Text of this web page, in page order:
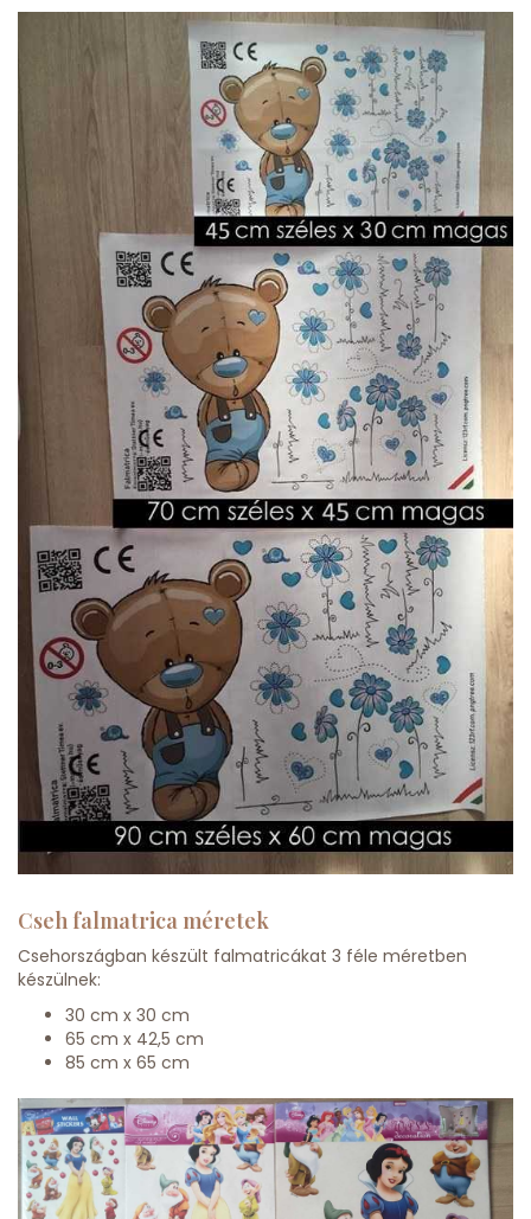
Cseh falmatrica méretek
Csehországban készült falmatricákat 3 féle méretben
készülnek:
30 cm x 30 cm
65 cm x 42,5 cm
85 cm x 65 cm